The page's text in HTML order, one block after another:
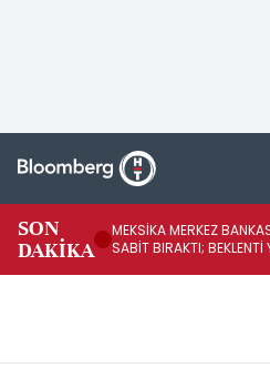
SON
DAKİKA
MEKSİKA MERKEZ
SABİT BIRAKTI; BEKLENTİ